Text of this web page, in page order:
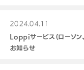
2024.04.11
Loppiサービス（ローソン
お知らせ